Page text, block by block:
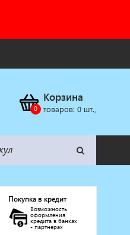
Корзина
товаров: 0шт.,
Покупка в кредит
Возможность
оформления
кредита в банках
- партнерах